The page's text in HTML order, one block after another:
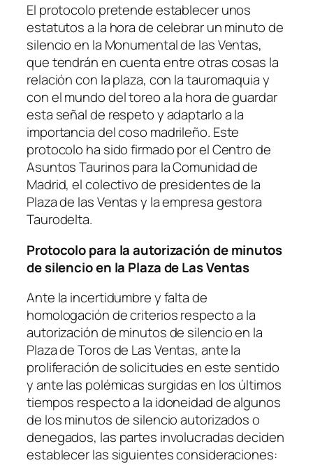
El protocolo pretende establecer unos
estatutos a la hora de celebrar un minuto de
silencio en la Monumental de las Ventas,
que tendrán en cuenta entre otras cosas la
relación con la plaza, con la tauromaquia y
con el mundo del toreo a la hora de guardar
esta señal de respeto y adaptarlo a la
importancia del coso madrileño. Este
protocolo ha sido firmado por el Centro de
Asuntos Taurinos para la Comunidad de
Madrid, el colectivo de presidentes de la
Plaza de las Ventas y la empresa gestora
Taurodelta.
Protocolo para la autorización de minutos
de silencio en la Plaza de Las Ventas
Ante la incertidumbre y falta de
homologación de criterios respecto a la
autorización de minutos de silencio en la
Plaza de Toros de Las Ventas, ante la
proliferación de solicitudes en este sentido
y ante las polémicas surgidas en los últimos
tiempos respecto a la idoneidad de algunos
de los minutos de silencio autorizados o
denegados, las partes involucradas deciden
establecer las siguientes consideraciones: